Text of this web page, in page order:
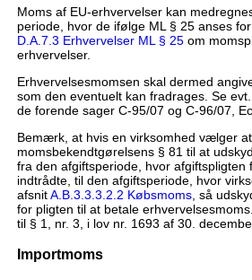
Moms af EU-erhvervelser kan
periode, hvor de ifølge ML § 25 anses
D.A.7.3 Erhvervelser ML § 25om
erhvervelser.
Erhvervelsesmomsen skal dermed
som den eventuelt kan fradrages. Se
de forende sager C-95/07 og C-96/07,
Bemærk, at hvis en virksomhed vælger
momsbekendtgørelsens § 81 til at
fra den afgiftsperiode, hvor afgiftspligten
indtrådte, til den afgiftsperiode, hvor
afsnitA.B.3.3.3.2.2 Købsmoms, så
for pligten til at betale
til § 1, nr. 3, i lov nr. 1693 af 30.
Importmoms